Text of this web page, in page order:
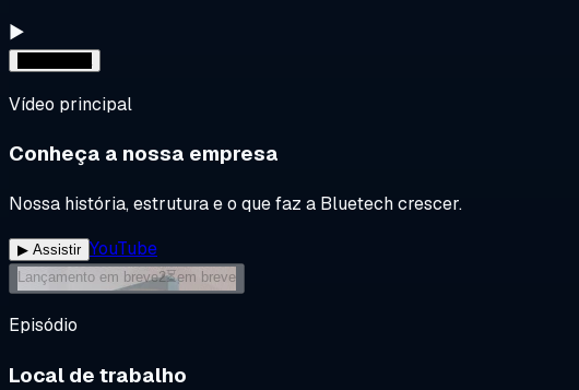
▶
Vídeo principal
Conheça a nossa empresa
Nossa história, estrutura e o que faz a Bluetech crescer.
▶ Assistir YouTube
Lançamento em breve2⏳em breve
Episódio
Local de trabalho